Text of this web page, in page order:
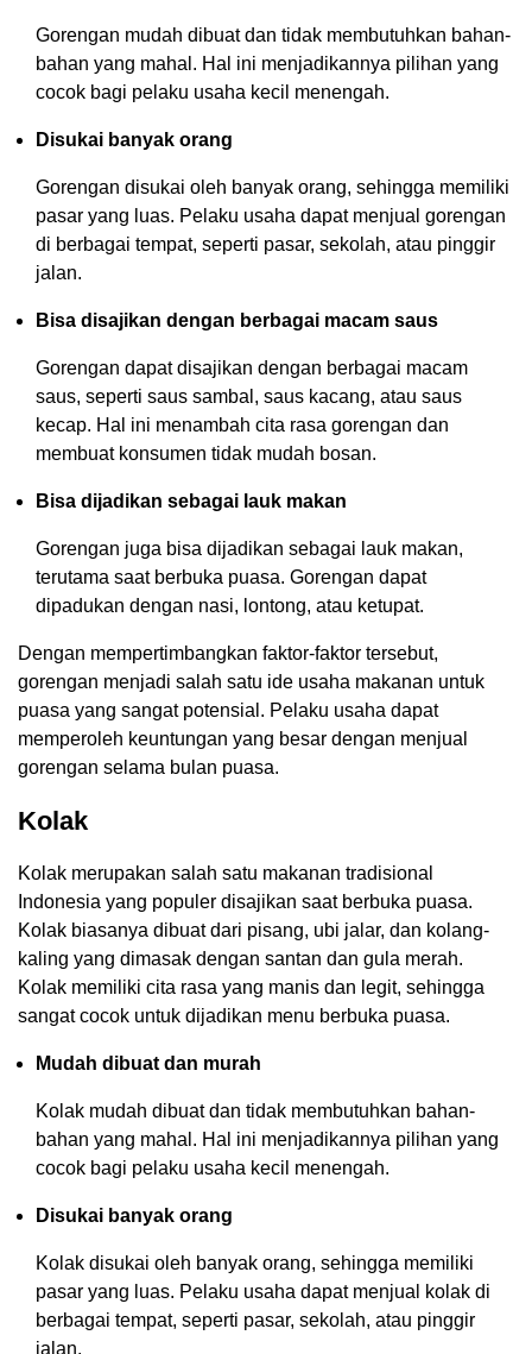
Gorengan mudah dibuat dan tidak membutuhkan bahan-
bahan yang mahal. Hal ini menjadikannya pilihan yang
cocok bagi pelaku usaha kecil menengah.
Disukai banyak orang
Gorengan disukai oleh banyak orang, sehingga memiliki
pasar yang luas. Pelaku usaha dapat menjual gorengan
di berbagai tempat, seperti pasar, sekolah, atau pinggir
jalan.
Bisa disajikan dengan berbagai macam saus
Gorengan dapat disajikan dengan berbagai macam
saus, seperti saus sambal, saus kacang, atau saus
kecap. Hal ini menambah cita rasa gorengan dan
membuat konsumen tidak mudah bosan.
Bisa dijadikan sebagai lauk makan
Gorengan juga bisa dijadikan sebagai lauk makan,
terutama saat berbuka puasa. Gorengan dapat
dipadukan dengan nasi, lontong, atau ketupat.
Dengan mempertimbangkan faktor-faktor tersebut,
gorengan menjadi salah satu ide usaha makanan untuk
puasa yang sangat potensial. Pelaku usaha dapat
memperoleh keuntungan yang besar dengan menjual
gorengan selama bulan puasa.
Kolak
Kolak merupakan salah satu makanan tradisional
Indonesia yang populer disajikan saat berbuka puasa.
Kolak biasanya dibuat dari pisang, ubi jalar, dan kolang-
kaling yang dimasak dengan santan dan gula merah.
Kolak memiliki cita rasa yang manis dan legit, sehingga
sangat cocok untuk dijadikan menu berbuka puasa.
Mudah dibuat dan murah
Kolak mudah dibuat dan tidak membutuhkan bahan-
bahan yang mahal. Hal ini menjadikannya pilihan yang
cocok bagi pelaku usaha kecil menengah.
Disukai banyak orang
Kolak disukai oleh banyak orang, sehingga memiliki
pasar yang luas. Pelaku usaha dapat menjual kolak di
berbagai tempat, seperti pasar, sekolah, atau pinggir
jalan.